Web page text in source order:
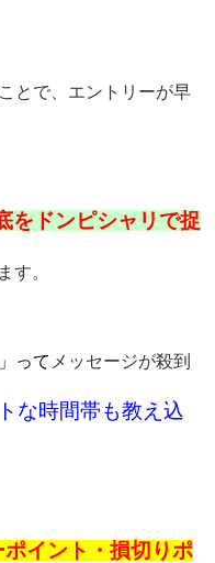
とで、エントリーが早
をドンピシャリで捉
す。
って メッセージが殺到
な時間帯も教え込
イント・損切りポ